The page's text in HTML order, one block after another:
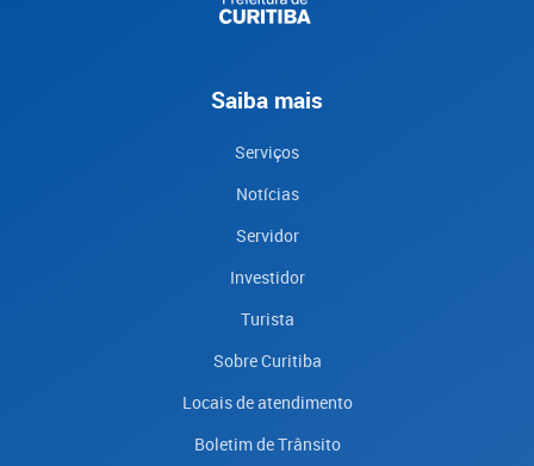
Saiba mais
Serviços
Notícias
Servidor
Investidor
Turista
Sobre Curitiba
Locais de atendimento
Boletim de Trânsito